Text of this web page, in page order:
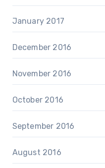
January 2017
December 2016
November 2016
October 2016
September 2016
August 2016